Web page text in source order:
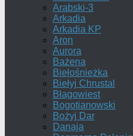
Arabski-3
Arkadia
Arkadia KP
Aron
Aurora
Bażena
Biełośnieżka
Biełyj Chrustal
Błagowiest
Bogotianowski
Bożyj Dar
Danaja